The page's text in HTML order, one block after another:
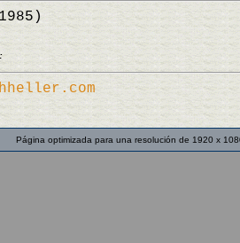
Página optimizada para una resolución de 1920 x